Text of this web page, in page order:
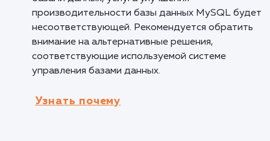
объемы данных более эффективно и быстро.
Это особенно важно для компаний,
занимающихся аналитикой, машинным
обучением и обработкой больших данных,
как позволяет снизить время обработки и